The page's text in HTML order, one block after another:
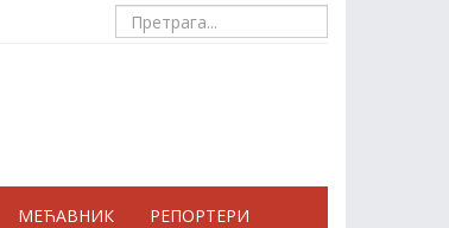
МЕЋАВНИК РЕПОРТЕРИ